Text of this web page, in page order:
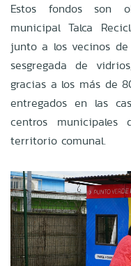
Estos fondos son
municipal Talca
junto a los vecinos
sesgregada de
gracias a los más de
entregados en las
centros
territorio comunal.